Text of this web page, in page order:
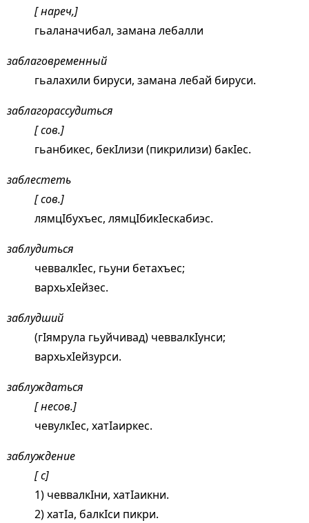
[ нареч,]
гьаланачибал, замана лебалли
заблаговременный
гьалахили бируси, замана лебай бируси.
заблагорассудиться
[ сов.]
гьанбикес, бекIлизи (пикрилизи) бакIес.
заблестеть
[ сов.]
лямцIбухъес, лямцIбикIескабиэс.
заблудиться
чеввалкIес, гьуни бетахъес;
вархьхIейзес.
заблудший
(гIямрула гьуйчивад) чеввалкIунси;
вархьхIейзурси.
заблуждаться
[ несов.]
чевулкIес, хатIаиркес.
заблуждение
[ с]
1) чеввалкIни, хатIаикни.
2) хатIа, балкIси пикри.